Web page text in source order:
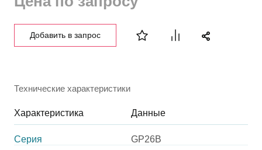
Добавить в запрос
Технические характеристики
Характеристика Данные
Серия
GP26B